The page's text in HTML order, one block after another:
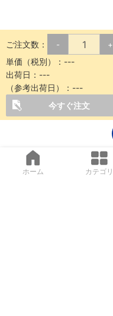
ご注文数： - +
単価（税別）： ---
出荷日： ---
（参考出荷日）： ---
今すぐ注文
ホーム カテゴリ